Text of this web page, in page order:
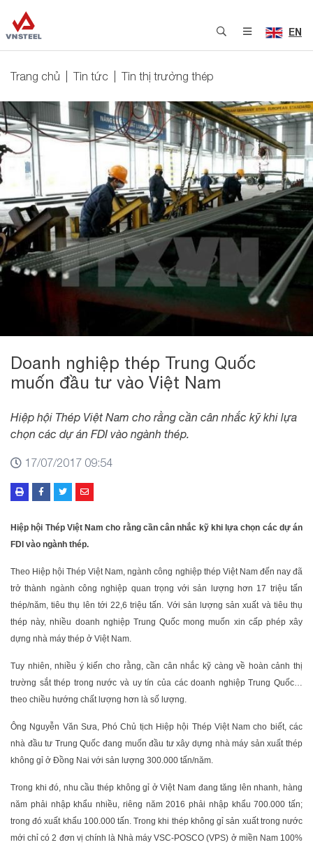
EN
Trang chủ Tin tức Tin thị trường thép
Doanh nghiệp thép Trung Quốc
muốn đầu tư vào Việt Nam
Hiệp hội Thép Việt Nam cho rằng cần cân nhắc kỹ khi lựa
chọn các dự án FDI vào ngành thép.
17/07/2017 09:54
Hiệp hội Thép Việt Nam cho rằng cần cân nhắc kỹ khi lựa chọn các dự án
FDI vào ngành thép.
Theo Hiệp hội Thép Việt Nam, ngành công nghiệp thép Việt Nam đến nay đã
trở thành ngành công nghiệp quan trọng với sản lượng hơn 17 triệu tấn
thép/năm, tiêu thụ lên tới 22,6 triệu tấn. Với sản lượng sản xuất và tiêu thụ
thép này, nhiều doanh nghiệp Trung Quốc mong muốn xin cấp phép xây
dựng nhà máy thép ở Việt Nam.
Tuy nhiên, nhiều ý kiến cho rằng, cần cân nhắc kỹ càng về hoàn cảnh thị
trường sắt thép trong nước và uy tín của các doanh nghiệp Trung Quốc…
theo chiều hướng chất lượng hơn là số lượng.
Ông Nguyễn Văn Sưa, Phó Chủ tịch Hiệp hội Thép Việt Nam cho biết, các
nhà đầu tư Trung Quốc đang muốn đầu tư xây dựng nhà máy sản xuất thép
không gỉ ở Đồng Nai với sản lượng 300.000 tấn/năm.
Trong khi đó, nhu cầu thép không gỉ ở Việt Nam đang tăng lên nhanh, hàng
năm phải nhập khẩu nhiều, riêng năm 2016 phải nhập khẩu 700.000 tấn;
trong đó xuất khẩu 100.000 tấn. Trong khi thép không gỉ sản xuất trong nước
mới chỉ có 2 đơn vị chính là Nhà máy VSC-POSCO (VPS) ở miền Nam 100%